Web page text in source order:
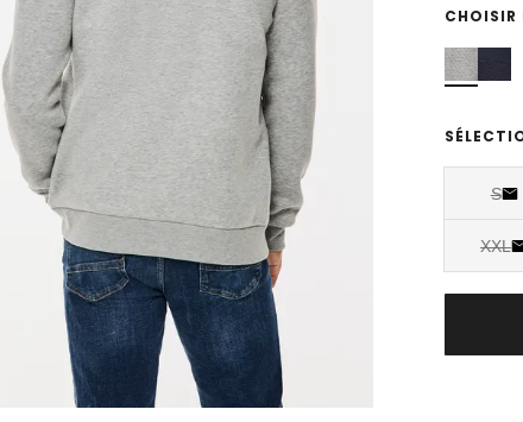
CHOISIR
S
XXL